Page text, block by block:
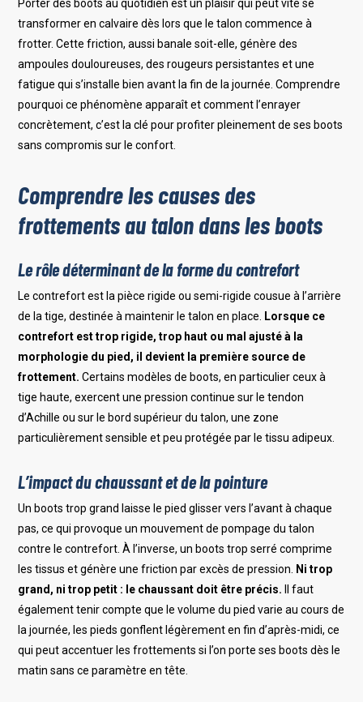
Porter des boots au quotidien est un plaisir qui peut vite se
transformer en calvaire dès lors que le talon commence à
frotter. Cette friction, aussi banale soit-elle, génère des
ampoules douloureuses, des rougeurs persistantes et une
fatigue qui s’installe bien avant la fin de la journée. Comprendre
pourquoi ce phénomène apparaît et comment l’enrayer
concrètement, c’est la clé pour profiter pleinement de ses boots
sans compromis sur le confort.
Comprendre les causes des
frottements au talon dans les boots
Le rôle déterminant de la forme du contrefort
Le contrefort est la pièce rigide ou semi-rigide cousue à l’arrière
de la tige, destinée à maintenir le talon en place. Lorsque ce
contrefort est trop rigide, trop haut ou mal ajusté à la
morphologie du pied, il devient la première source de
frottement. Certains modèles de boots, en particulier ceux à
tige haute, exercent une pression continue sur le tendon
d’Achille ou sur le bord supérieur du talon, une zone
particulièrement sensible et peu protégée par le tissu adipeux.
L’impact du chaussant et de la pointure
Un boots trop grand laisse le pied glisser vers l’avant à chaque
pas, ce qui provoque un mouvement de pompage du talon
contre le contrefort. À l’inverse, un boots trop serré comprime
les tissus et génère une friction par excès de pression. Ni trop
grand, ni trop petit : le chaussant doit être précis. Il faut
également tenir compte que le volume du pied varie au cours de
la journée, les pieds gonflent légèrement en fin d’après-midi, ce
qui peut accentuer les frottements si l’on porte ses boots dès le
matin sans ce paramètre en tête.